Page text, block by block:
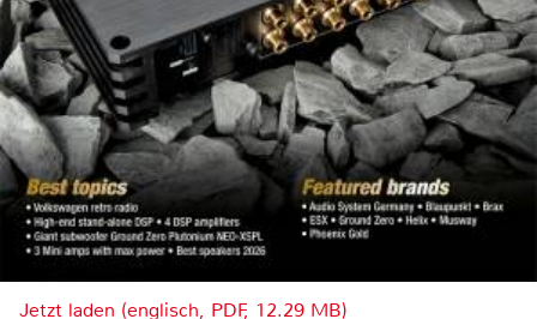
Jetzt laden (englisch, PDF, 12.29 MB)